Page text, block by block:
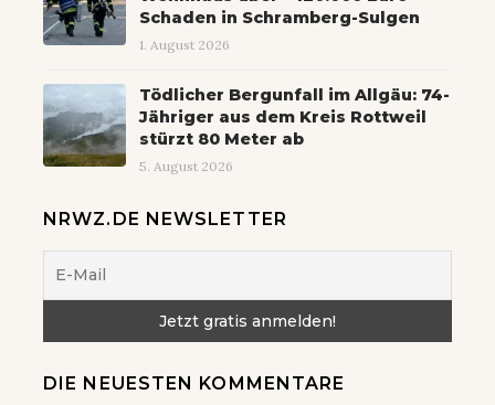
Schaden in Schramberg-Sulgen
1. August 2026
Tödlicher Bergunfall im Allgäu: 74-
Jähriger aus dem Kreis Rottweil
stürzt 80 Meter ab
5. August 2026
NRWZ.DE NEWSLETTER
DIE NEUESTEN KOMMENTARE